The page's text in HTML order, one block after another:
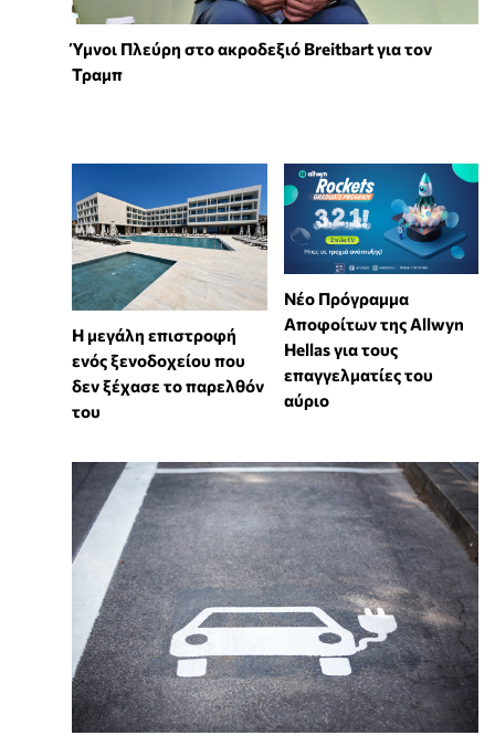
Ύμνοι Πλεύρη στο ακροδεξιό Breitbart για τον
Τραμπ
Η μεγάλη επιστροφή
ενός ξενοδοχείου που
δεν ξέχασε το παρελθόν
του
Νέο Πρόγραμμα
Αποφοίτων της Allwyn
Hellas για τους
επαγγελματίες του
αύριο